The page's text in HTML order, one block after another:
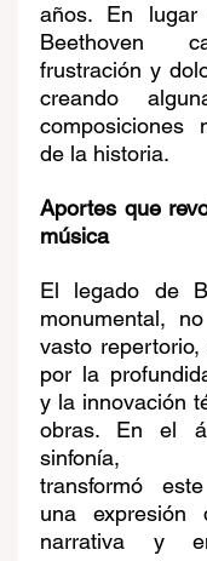
años. En lugar
Beethoven
frustración y
creando
composiciones
de la historia.
Aportes que
música
El legado de
monumental,
vasto
por la
y la innovación
obras. En el
sinfonía,
transformó
una expresión
narrativa y